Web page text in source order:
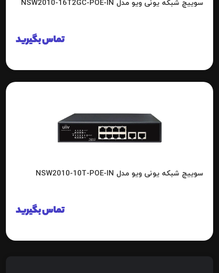
سوییچ شبکه یونی ویو مدل NSW2010-16T2GC-POE-IN
تماس بگیرید
سوییچ شبکه یونی ویو مدل NSW2010-10T-POE-IN
تماس بگیرید